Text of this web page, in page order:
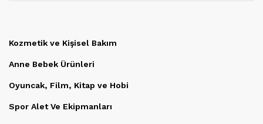
Kozmetik ve Kişisel Bakım
Anne Bebek Ürünleri
Oyuncak, Film, Kitap ve Hobi
Spor Alet Ve Ekipmanları